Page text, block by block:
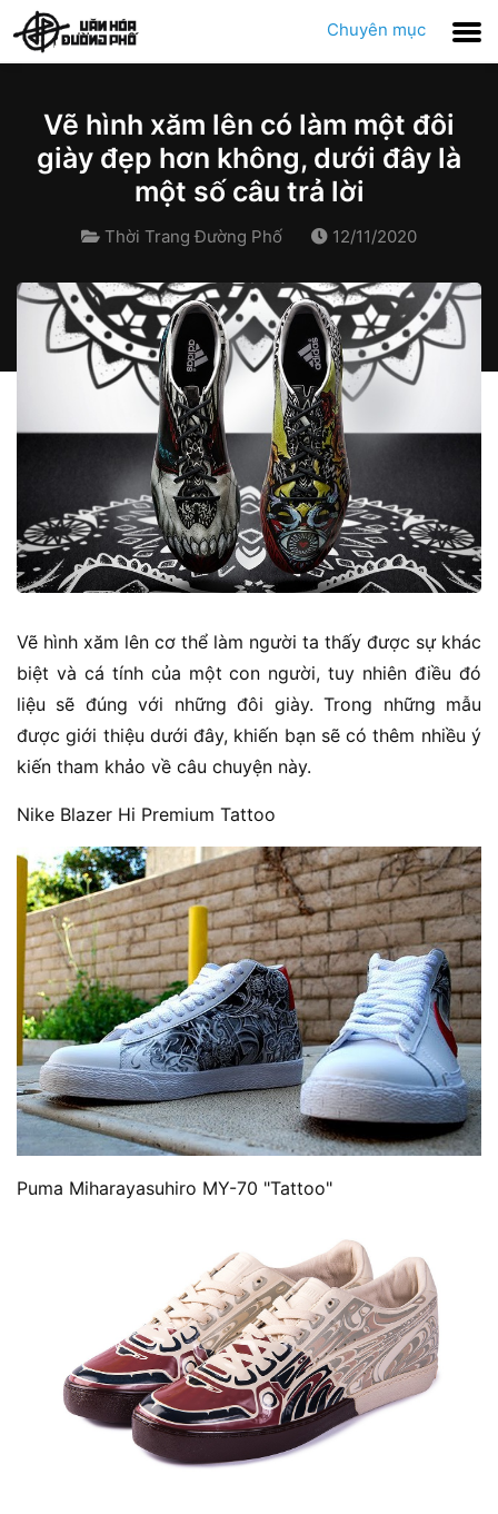
Chuyên mục
Vẽ hình xăm lên có làm một đôi
giày đẹp hơn không, dưới đây là
một số câu trả lời
Thời Trang Đường Phố 12/11/2020
Vẽ hình xăm lên cơ thể làm người ta thấy được sự khác
biệt và cá tính của một con người, tuy nhiên điều đó
liệu sẽ đúng với những đôi giày. Trong những mẫu
được giới thiệu dưới đây, khiến bạn sẽ có thêm nhiều ý
kiến tham khảo về câu chuyện này.
Nike Blazer Hi Premium Tattoo
Puma Miharayasuhiro MY-70 "Tattoo"